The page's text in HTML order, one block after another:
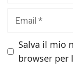
Salva il mio
browser per